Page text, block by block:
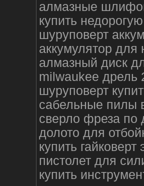
алмазные
купить
шуруповерт
аккумулятор для
алмазный диск
milwaukee дрель
шуруповерт
сабельные пилы
сверло фреза по
долото для
купить
пистолет для
купить